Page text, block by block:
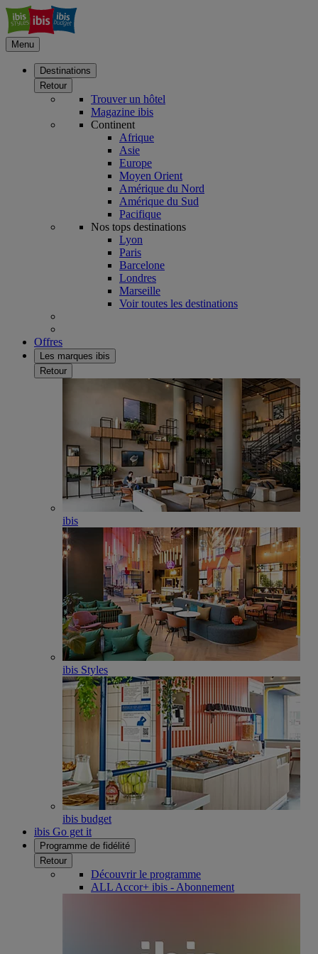
Menu
Destinations
Retour
Trouver un hôtel
Magazine ibis
Continent
Afrique
Asie
Europe
Moyen Orient
Amérique du Nord
Amérique du Sud
Pacifique
Nos tops destinations
Lyon
Paris
Barcelone
Londres
Marseille
Voir toutes les destinations
Offres
Les marques ibis
Retour
ibis
ibis Styles
ibis budget
ibis Go get it
Programme de fidélité
Retour
Découvrir le programme
ALL Accor+ ibis - Abonnement